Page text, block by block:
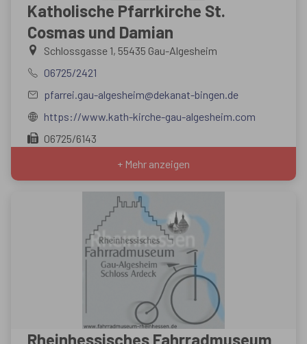
Katholische Pfarrkirche St.
Cosmas und Damian
Schlossgasse 1, 55435 Gau-Algesheim
06725/2421
pfarrei.gau-algesheim@dekanat-bingen.de
https://www.kath-kirche-gau-algesheim.com
06725/6143
+ Mehr anzeigen
Rheinhessisches Fahrradmuseum